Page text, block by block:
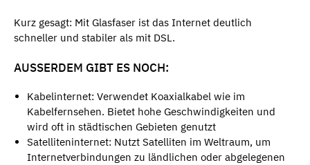
Kurz gesagt: Mit Glasfaser ist das Internet deutlich
schneller und stabiler als mit DSL.
AUSSERDEM GIBT ES NOCH:
Kabelinternet: Verwendet Koaxialkabel wie im
Kabelfernsehen. Bietet hohe Geschwindigkeiten und
wird oft in städtischen Gebieten genutzt
Satelliteninternet: Nutzt Satelliten im Weltraum, um
Internetverbindungen zu ländlichen oder abgelegenen